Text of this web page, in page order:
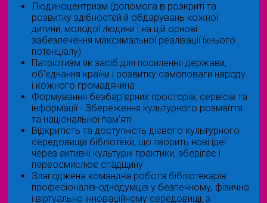
Людиноцентризм (допомога в розкриті та
розвитку здібностей й обдарувань кожної
дитини, молодої людини і на цій основі
забезпечення максимальної реалізації їхнього
потенціалу)
Патріотизм як засіб для посилення держави,
об'єднання країни і розвитку самоповаги народу
і кожного громадянина
Формування безбар’єрних просторів, сервісів та
інформації - Збереження культурного розмаїття
та національної пам’яті
Відкритість та доступність дієвого культурного
середовища бібліотеки, що творить нові ідеї
через активні культурні практики, зберігає і
переосмислює спадщину
Злагоджена командна робота бібліотекарів
професіоналів-однодумців у безпечному, фізично
і віртуально інноваційному середовищі, з